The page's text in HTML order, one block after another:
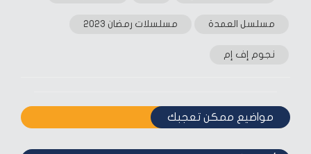
مسلسل العمدة مسلسلات رمضان 2023
نجوم إف إم
مواضيع ممكن تعجبك